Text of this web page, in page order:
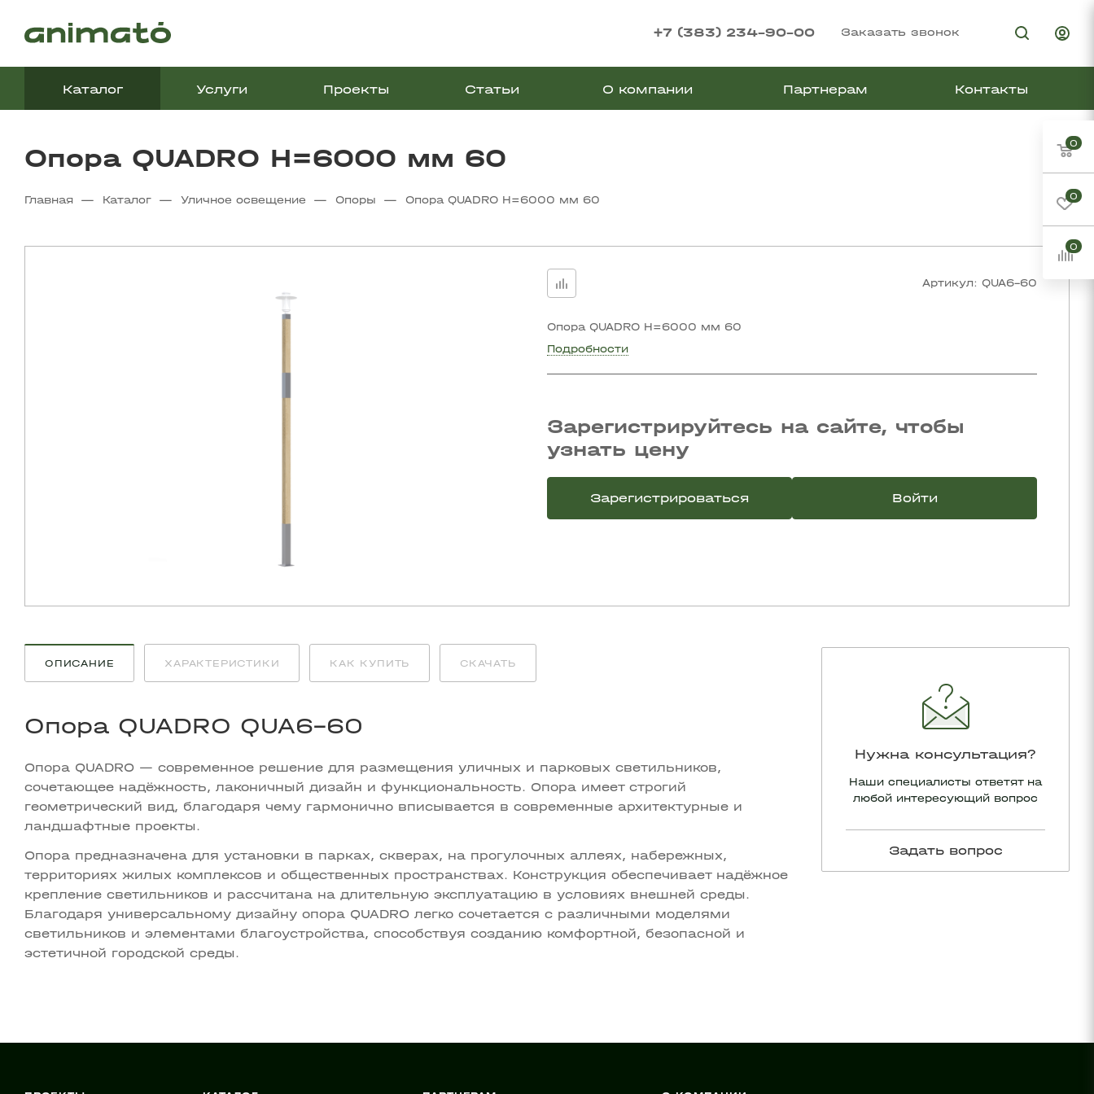
+7 (383) 234-90-00 Заказать звонок
Каталог Услуги Проекты Статьи О компании Партнерам Контакты
Опора QUADRO Н=6000 мм 60
Главная — Каталог — Уличное освещение — Опоры — Опора QUADRO Н=6000 мм 60
Артикул: QUA6-60
Опора QUADRO Н=6000 мм 60
Подробности
Зарегистрируйтесь на сайте, чтобы
узнать цену
Зарегистрироваться Войти
ОПИСАНИЕ ХАРАКТЕРИСТИКИ КАК КУПИТЬ СКАЧАТЬ
Опора QUADRO QUA6-60
Опора QUADRO — современное решение для размещения уличных и парковых светильников,
сочетающее надёжность, лаконичный дизайн и функциональность. Опора имеет строгий
геометрический вид, благодаря чему гармонично вписывается в современные архитектурные и
ландшафтные проекты.
Опора предназначена для установки в парках, скверах, на прогулочных аллеях, набережных,
территориях жилых комплексов и общественных пространствах. Конструкция обеспечивает надёжное
крепление светильников и рассчитана на длительную эксплуатацию в условиях внешней среды.
Благодаря универсальному дизайну опора QUADRO легко сочетается с различными моделями
светильников и элементами благоустройства, способствуя созданию комфортной, безопасной и
эстетичной городской среды.
Нужна консультация?
Наши специалисты ответят на
любой интересующий вопрос
Задать вопрос
0
0
0